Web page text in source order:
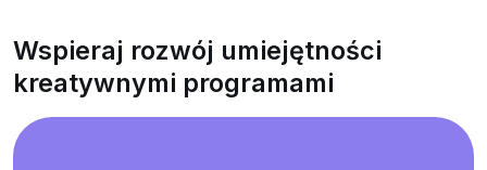
Wspieraj rozwój umiejętności
kreatywnymi programami